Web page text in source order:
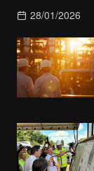
28/01/2026